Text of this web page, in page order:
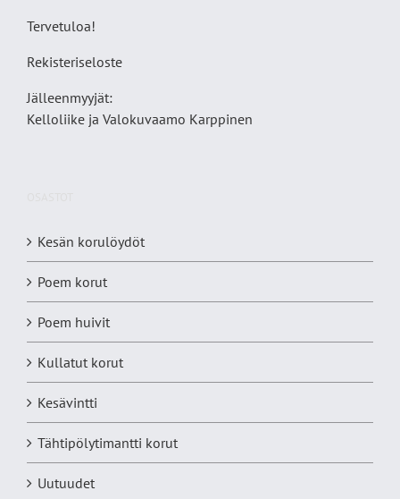
Tervetuloa!
Rekisteriseloste
Jälleenmyyjät:
Kelloliike ja Valokuvaamo Karppinen
Kesän korulöydöt
Poem korut
Poem huivit
Kullatut korut
Kesävintti
Tähtipölytimantti korut
Uutuudet